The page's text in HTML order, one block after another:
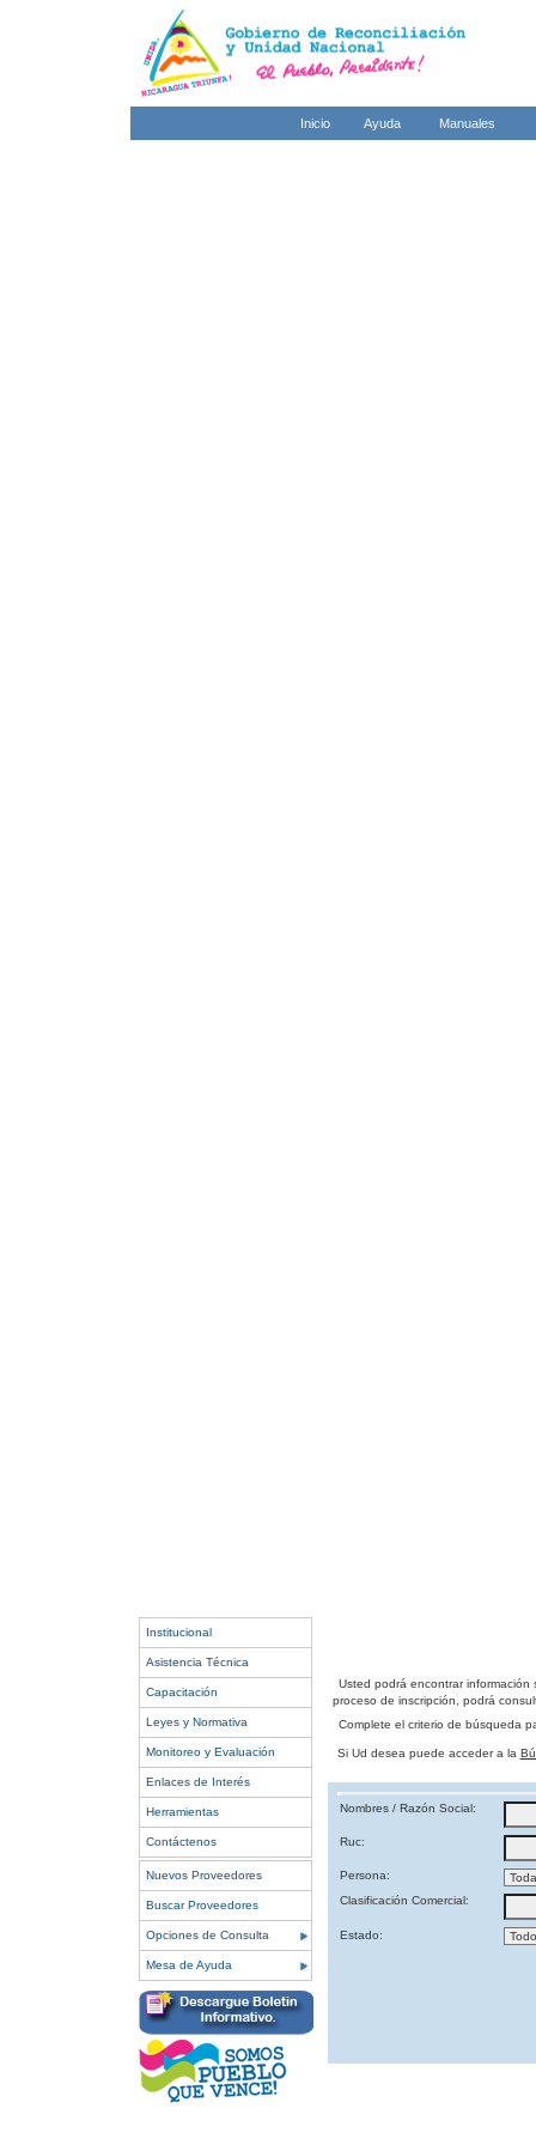
Inicio Ayuda Manuales
Institucional
Asistencia Técnica
Capacitación
Leyes y Normativa
Monitoreo y Evaluación
Enlaces de Interés
Herramientas
Contáctenos
Nuevos Proveedores
Buscar Proveedores
Opciones de Consulta
Mesa de Ayuda
Usted podrá encontrar
proceso de inscripción, podrá
Complete el criterio de búsqueda
Si Ud desea puede acceder a la
Nombres / Razón Social:
Ruc:
Persona:
Clasificación Comercial:
Estado: